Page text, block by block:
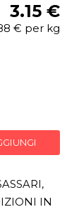
3.15 €
€ per kg
IN